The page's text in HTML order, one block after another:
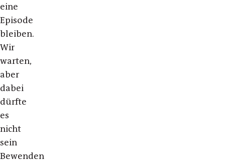
eine
Episode
bleiben.
Wir
warten,
aber
dabei
dürfte
es
nicht
sein
Bewenden